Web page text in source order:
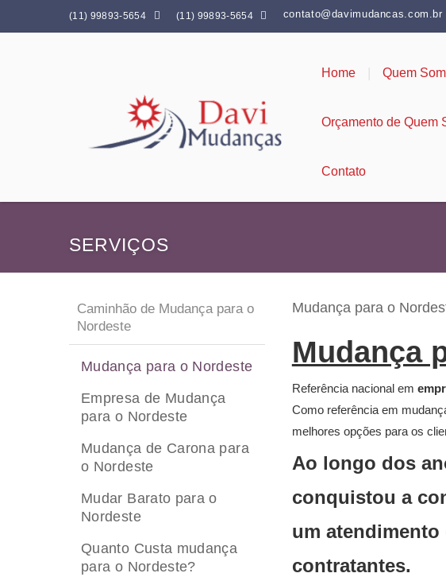
(11) 99893-5654  (11) 99893-5654  contato@davimudancas.com.br
Home Quem
Orçamento de Quem
Contato
SERVIÇOS
Caminhão de Mudança para o
Nordeste
Mudança para o Nordeste
Empresa de Mudança
para o Nordeste
Mudança de Carona para
o Nordeste
Mudar Barato para o
Nordeste
Quanto Custa mudança
para o Nordeste?
Mudança para o
Mudança
Referência nacional em
Como referência em
melhores opções para os
Ao longo dos
conquistou a
um
contratantes.